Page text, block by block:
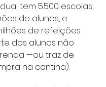
tem 5.500 escolas,
de alunos, e
de refeições
dos alunos não
—ou traz de
na cantina).